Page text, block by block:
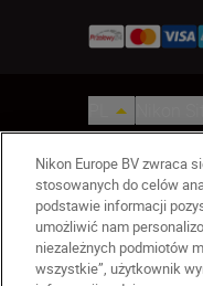
© 2026 Nikon
Nikon Europe BV zwraca
stosowanych do celów
podstawie informacji
umożliwić nam
niezależnych podmiotów
wszystkie”, użytkownik